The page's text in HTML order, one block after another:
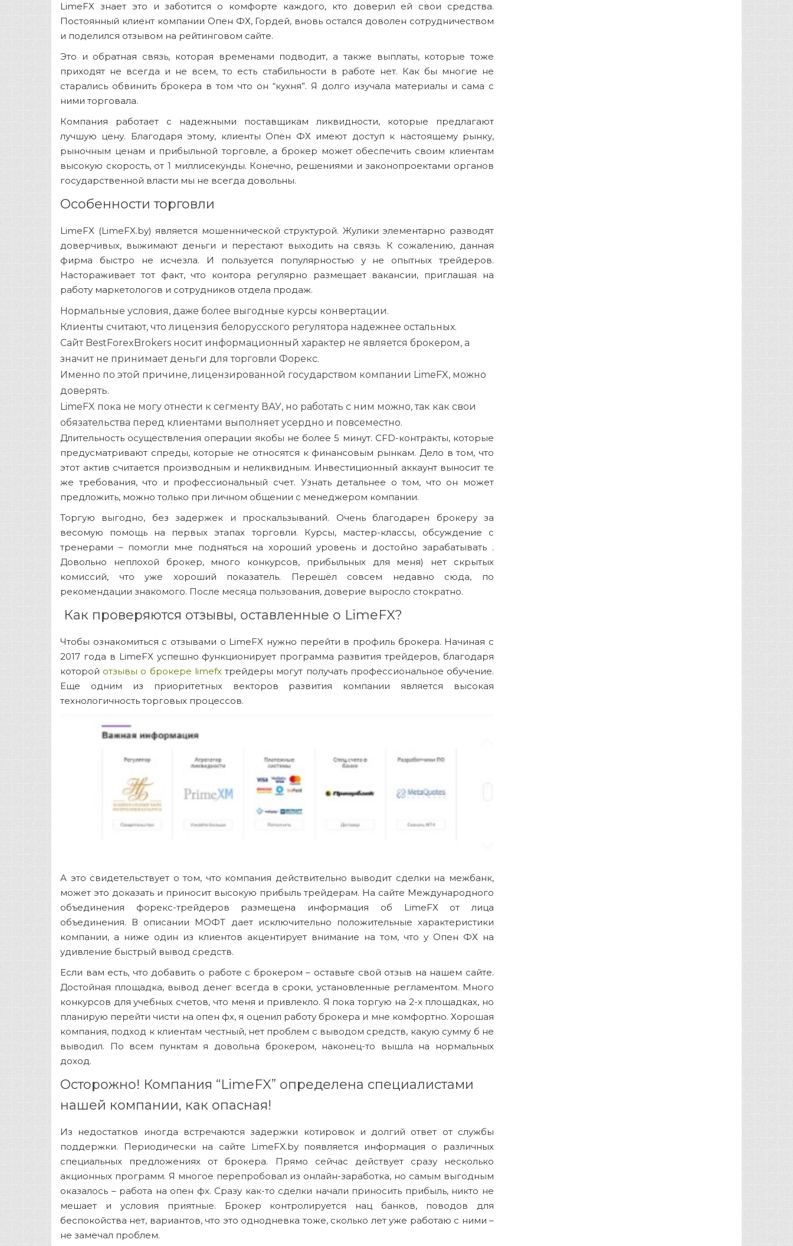
LimeFX знает это и заботится о комфорте каждого, кто доверил ей свои средства.
Постоянный клиент компании Опен ФХ, Гордей, вновь остался доволен сотрудничеством
и поделился отзывом на рейтинговом сайте.
Это и обратная связь, которая временами подводит, а также выплаты, которые тоже
приходят не всегда и не всем, то есть стабильности в работе нет. Как бы многие не
старались обвинить брокера в том что он “кухня”. Я долго изучала материалы и сама с
ними торговала.
Компания работает с надежными поставщикам ликвидности, которые предлагают
лучшую цену. Благодаря этому, клиенты Опен ФХ имеют доступ к настоящему рынку,
рыночным ценам и прибыльной торговле, а брокер может обеспечить своим клиентам
высокую скорость, от 1 миллисекунды. Конечно, решениями и законопроектами органов
государственной власти мы не всегда довольны.
Особенности торговли
LimeFX (LimeFX.by) является мошеннической структурой. Жулики элементарно разводят
доверчивых, выжимают деньги и перестают выходить на связь. К сожалению, данная
фирма быстро не исчезла. И пользуется популярностью у не опытных трейдеров.
Настораживает тот факт, что контора регулярно размещает вакансии, приглашая на
работу маркетологов и сотрудников отдела продаж.
Нормальные условия, даже более выгодные курсы конвертации.
Клиенты считают, что лицензия белорусского регулятора надежнее остальных.
Сайт BestForexBrokers носит информационный характер не является брокером, а
значит не принимает деньги для торговли Форекс.
Именно по этой причине, лицензированной государством компании LimeFX, можно
доверять.
LimeFX пока не могу отнести к сегменту ВАУ, но работать с ним можно, так как свои
обязательства перед клиентами выполняет усердно и повсеместно.
Длительность осуществления операции якобы не более 5 минут. CFD-контракты, которые
предусматривают спреды, которые не относятся к финансовым рынкам. Дело в том, что
этот актив считается производным и неликвидным. Инвестиционный аккаунт выносит те
же требования, что и профессиональный счет. Узнать детальнее о том, что он может
предложить, можно только при личном общении с менеджером компании.
Торгую выгодно, без задержек и проскальзываний. Очень благодарен брокеру за
весомую помощь на первых этапах торговли. Курсы, мастер-классы, обсуждение с
тренерами – помогли мне подняться на хороший уровень и достойно зарабатывать .
Довольно неплохой брокер, много конкурсов, прибыльных для меня) нет скрытых
комиссий, что уже хороший показатель. Перешёл совсем недавно сюда, по
рекомендации знакомого. После месяца пользования, доверие выросло стократно.
Как проверяются отзывы, оставленные о LimeFX?
Чтобы ознакомиться с отзывами о LimeFX нужно перейти в профиль брокера. Начиная с
2017 года в LimeFX успешно функционирует программа развития трейдеров, благодаря
которой отзывы о брокере limefxтрейдеры могут получать профессиональное обучение.
Еще одним из приоритетных векторов развития компании является высокая
технологичность торговых процессов.
А это свидетельствует о том, что компания действительно выводит сделки на межбанк,
может это доказать и приносит высокую прибыль трейдерам. На сайте Международного
объединения форекс-трейдеров размещена информация об LimeFX от лица
объединения. В описании МОФТ дает исключительно положительные характеристики
компании, а ниже один из клиентов акцентирует внимание на том, что у Опен ФХ на
удивление быстрый вывод средств.
Если вам есть, что добавить о работе с брокером – оставьте свой отзыв на нашем сайте.
Достойная площадка, вывод денег всегда в сроки, установленные регламентом. Много
конкурсов для учебных счетов, что меня и привлекло. Я пока торгую на 2-х площадках, но
планирую перейти чисти на опен фх, я оценил работу брокера и мне комфортно. Хорошая
компания, подход к клиентам честный, нет проблем с выводом средств, какую сумму б не
выводил. По всем пунктам я довольна брокером, наконец-то вышла на нормальных
доход.
Осторожно! Компания “LimeFX” определена специалистами
нашей компании, как опасная!
Из недостатков иногда встречаются задержки котировок и долгий ответ от службы
поддержки. Периодически на сайте LimeFX.by появляется информация о различных
специальных предложениях от брокера. Прямо сейчас действует сразу несколько
акционных программ. Я многое перепробовал из онлайн-заработка, но самым выгодным
оказалось – работа на опен фх. Сразу как-то сделки начали приносить прибыль, никто не
мешает и условия приятные. Брокер контролируется нац банков, поводов для
беспокойства нет, вариантов, что это однодневка тоже, сколько лет уже работаю с ними –
не замечал проблем.